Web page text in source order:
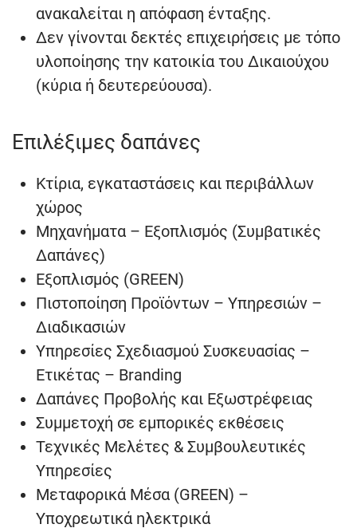
ανακαλείται η απόφαση ένταξης.
Δεν γίνονται δεκτές επιχειρήσεις με τόπο
υλοποίησης την κατοικία του Δικαιούχου
(κύρια ή δευτερεύουσα).
Επιλέξιμες δαπάνες
Κτίρια, εγκαταστάσεις και περιβάλλων
χώρος
Μηχανήματα – Εξοπλισμός (Συμβατικές
Δαπάνες)
Εξοπλισμός (GREEN)
Πιστοποίηση Προϊόντων – Υπηρεσιών –
Διαδικασιών
Υπηρεσίες Σχεδιασμού Συσκευασίας –
Ετικέτας – Branding
Δαπάνες Προβολής και Εξωστρέφειας
Συμμετοχή σε εμπορικές εκθέσεις
Τεχνικές Μελέτες & Συμβουλευτικές
Υπηρεσίες
Μεταφορικά Μέσα (GREEN) –
Υποχρεωτικά ηλεκτρικά